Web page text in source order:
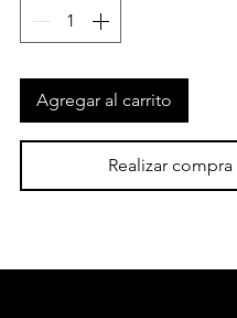
Agregar al carrito
Realizar compra